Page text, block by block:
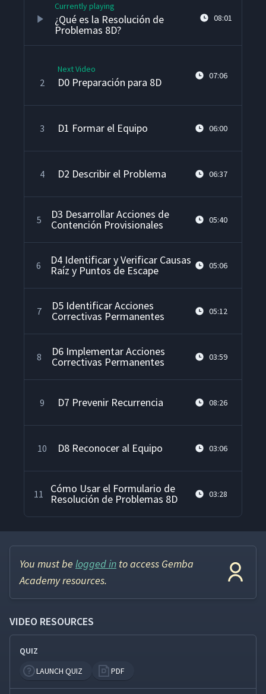
Currently playing
¿Qué es la Resolución de
Problemas 8D?
08:01
2
Next Video
D0 Preparación para 8D 07:06
3 D1 Formar el Equipo 06:00
4 D2 Describir el Problema 06:37
5 D3 Desarrollar Acciones de
Contención Provisionales 05:40
6 D4 Identificar y Verificar Causas
Raíz y Puntos de Escape 05:06
7 D5 Identificar Acciones
Correctivas Permanentes 05:12
8 D6 Implementar Acciones
Correctivas Permanentes 03:59
9 D7 Prevenir Recurrencia 08:26
10 D8 Reconocer al Equipo 03:06
11 Cómo Usar el Formulario de
Resolución de Problemas 8D 03:28
You must be logged in to access Gemba
Academy resources.
VIDEO RESOURCES
QUIZ
LAUNCH QUIZ
PDF